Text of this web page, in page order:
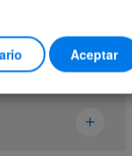
Aceptar